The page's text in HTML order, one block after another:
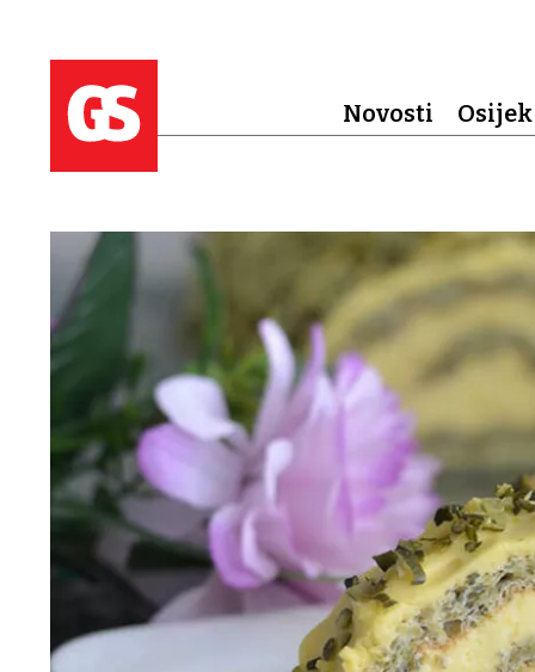
Novosti Osijek